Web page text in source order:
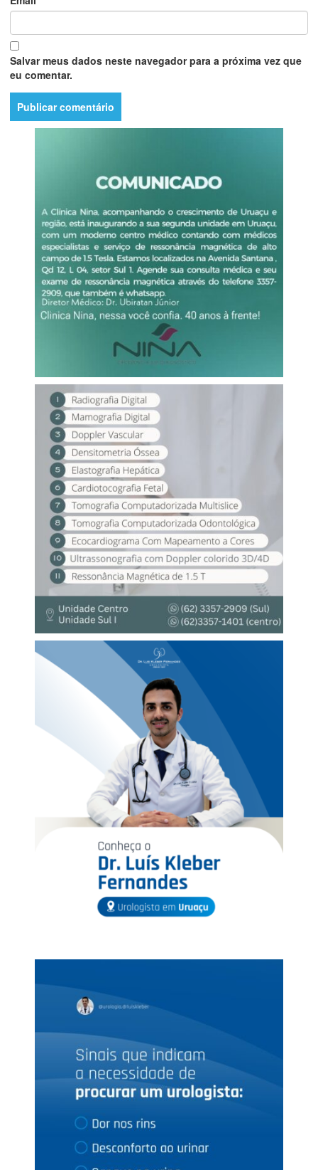
Salvar meus dados neste navegador para a próxima vez que
eu comentar.